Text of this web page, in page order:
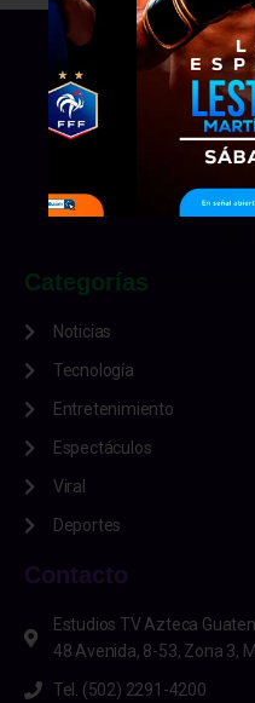
Categorías
Noticias
Tecnología
Entretenimiento
Espectáculos
Viral
Deportes
Contacto
Estudios TV Azteca
48 Avenida, 8-53, Zona 3,
Tel. (502) 2291-4200